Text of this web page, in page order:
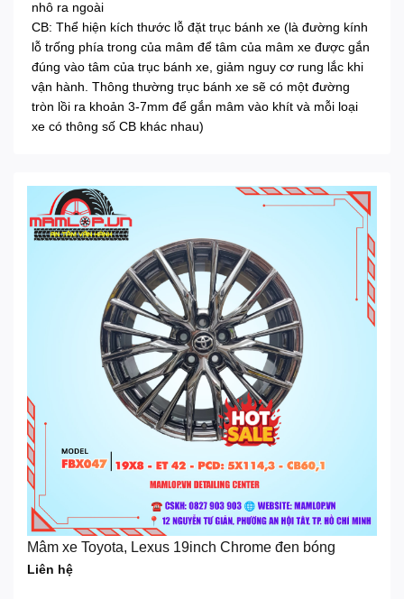
nhô ra ngoài
CB: Thể hiện kích thước lỗ đặt trục bánh xe (là đường kính
lỗ trống phía trong của mâm để tâm của mâm xe được gắn
đúng vào tâm của trục bánh xe, giảm nguy cơ rung lắc khi
vận hành. Thông thường trục bánh xe sẽ có một đường
tròn lồi ra khoản 3-7mm để gắn mâm vào khít và mỗi loại
xe có thông số CB khác nhau)
Mâm xe Toyota, Lexus 19inch Chrome đen bóng
Liên hệ